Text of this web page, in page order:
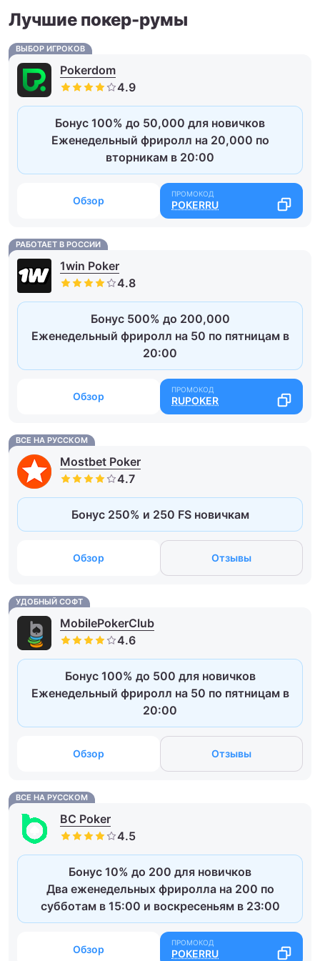
Лучшие покер-румы
ВЫБОР ИГРОКОВ
Pokerdom
Бонус 100% до 50,000 для новичков
Еженедельный фриролл на 20,000 по
вторникам в 20:00
Обзор POKERRU
РАБОТАЕТ В РОССИИ
1win Poker
Бонус 500% до 200,000
Еженедельный фриролл на 50 по пятницам в
20:00
Обзор RUPOKER
ВСЕ НА РУССКОМ
Mostbet Poker
Бонус 250% и 250 FS новичкам
Обзор Отзывы
УДОБНЫЙ СОФТ
MobilePokerClub
Бонус 100% до 500 для новичков
Еженедельный фриролл на 50 по пятницам в
20:00
Обзор Отзывы
ВСЕ НА РУССКОМ
BC Poker
Бонус 10% до 200 для новичков
Два еженедельных фриролла на 200 по
субботам в 15:00 и воскресеньям в 23:00
Обзор POKERRU